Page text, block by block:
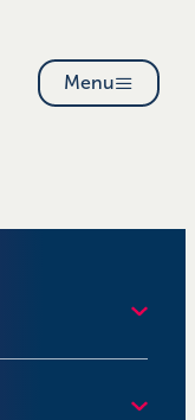
Menu